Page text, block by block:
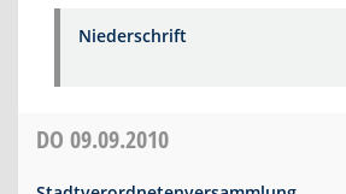
Niederschrift
DO 09.09.2010